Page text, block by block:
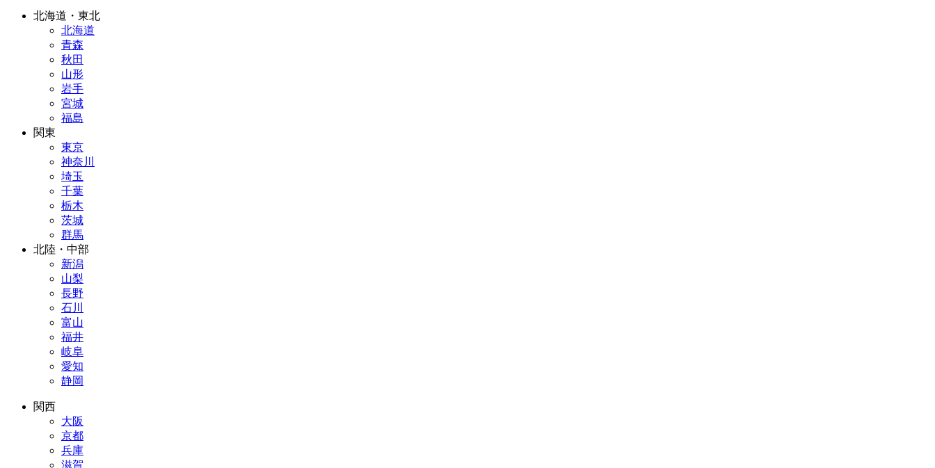
北海道・東北
北海道
青森
秋田
山形
岩手
宮城
福島
関東
東京
神奈川
埼玉
千葉
栃木
茨城
群馬
北陸・中部
新潟
山梨
長野
石川
富山
福井
岐阜
愛知
静岡
関西
大阪
京都
兵庫
滋賀